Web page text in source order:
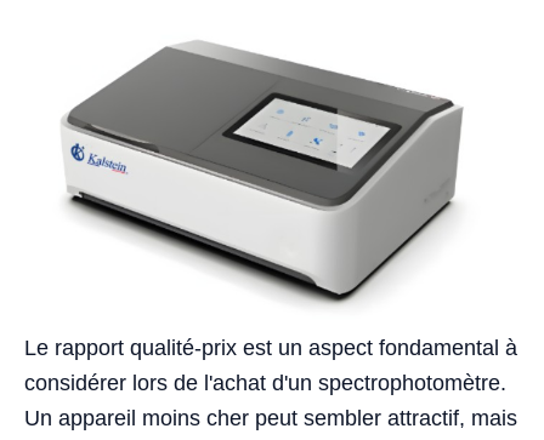
Le rapport qualité-prix est un aspect fondamental à
considérer lors de l'achat d'un spectrophotomètre.
Un appareil moins cher peut sembler attractif, mais